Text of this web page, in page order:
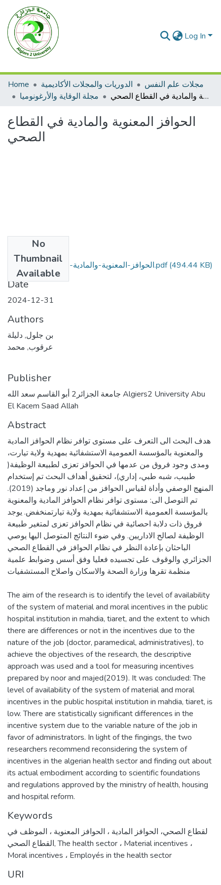
Log In
Home الدوريات والمجلات الأكاديمية
مجلات علم النفس
مجلة الوقاية والأرغونوميا
الحوافز المعنوية والمادية في القطاع الصحي
الحوافز المعنوية والمادية في القطاع
الصحي
No
Thumbnail
Available
الحوافز-المعنوية-والمادية-في-القطاع-الصحي.pdf(494.44 KB)
Date
2024-12-31
Authors
بن جلول, دليلة
عرقوب, محمد
Publisher
جامعة الجزائر2 أبو القاسم سعد الله Algiers2 University Abu
El Kacem Saad Allah
Abstract
هدف البحث الى التعرف على مستوى توافر نظام الحوافز المادية
والمعنوية بالمؤسسة العمومية الاستشفائية بمهدية ولاية تيارت،
ومدى وجود فروق من عدمها في الحوافز تعزى لطبيعة الوظيفة(
طبيب، شبه طبي، إداري)، لتحقيق أهداف البحث تم إستخدام
المنهج الوصفي وأداة لقياس الحوافز من إعداد نور وماجد (2019).
تم التوصل الى: مستوى توافر نظام الحوافز المادية والمعنوية
بالمؤسسة العمومية الاستشفائية بمهدية ولاية تيارتمنخفض. يوجد
فروق ذات دلابة احصائية في نظام الحوافز تعزى لمتغير طبيعة
الوظيفة لصالح الاداريين. وفي ضوء النتائج المتوصل اليها يوصي
الباحثان بإعادة النظر في نظام الحوافز في القطاع الصحي
الجزائري والوقوف على تجسيده فعليا وفق أسس وضوابط علمية
منظمة تقرها وزارة الصحة والاسكان واصلاح المستشفيات
The aim of the research is to identify the level of availability
of the system of material and moral incentives in the public
hospital institution in mahdia, tiaret, and the extent to which
there are differences or not in the incentives due to the
nature of the job (doctor, paramedical, administratives), to
achieve the objectives of the research, the descriptive
approach was used and a tool for measuring incentives
prepared by noor and majed(2019). It was concluded: The
level of availability of the system of material and moral
incentives in the public hospital institution in mahdia, tiaret, is
low. There are statistically significant differences in the
incentive system due to the variable nature of the job in
favor of administrators. In light of the fingings, the two
researchers recommend reconsidering the system of
incentives in the algerian health sector and finding out about
its actual embodiment according to scientific foundations
and regulations approved by the ministry of health, housing
and hospital reform.
Keywords
لقطاع الصحي، الحوافز المادية ، الحوافز المعنوية ، الموظف في
القطاع الصحي,The health sector ، Material incentives ،
Moral incentives ، Employés in the health sector
URI